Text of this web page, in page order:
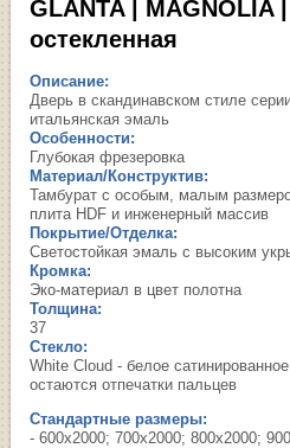
GLANTA | MAGNOLIA
остекленная
Описание:
Дверь в скандинавском стиле
итальянская эмаль
Особенности:
Глубокая фрезеровка
Материал/Конструктив:
Тамбурат с особым, малым
плита HDF и инженерный массив
Покрытие/Отделка:
Светостойкая эмаль с высоким
Кромка:
Эко-материал в цвет полотна
Толщина:
37
Стекло:
White Cloud - белое
остаются отпечатки пальцев
Стандартные размеры:
- 600х2000; 700х2000; 800х2000;